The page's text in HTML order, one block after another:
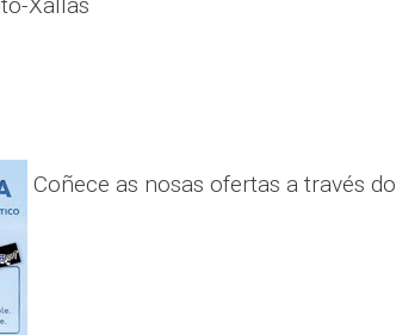
Coñece as nosas ofertas a través do